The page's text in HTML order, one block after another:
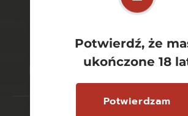
Potwierdź, że
ukończone 18
Potwierdzam
bezpieczne
płatności online